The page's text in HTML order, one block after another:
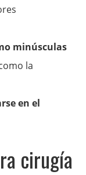
minúsculas
la
en el
cirugía